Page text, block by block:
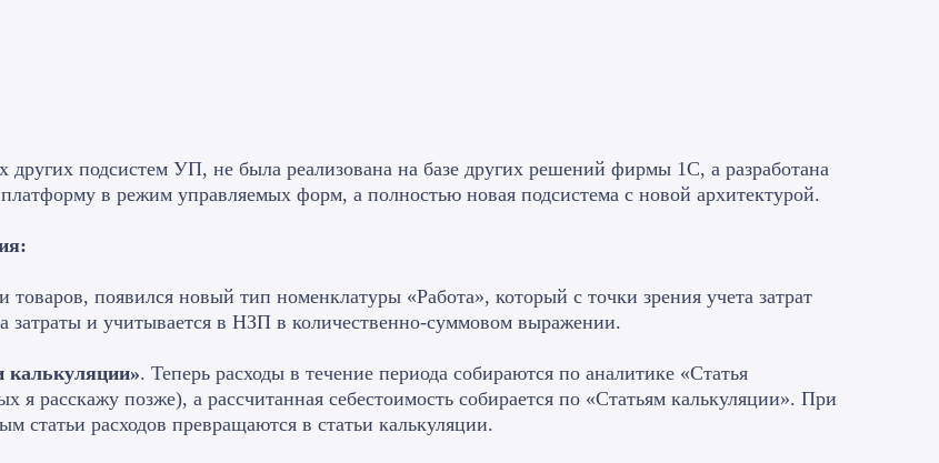
других подсистем УП, не была реализована на базе других решений фирмы 1С, а разработана
в режим управляемых форм, а полностью новая подсистема с новой архитектурой.
товаров, появился новый тип номенклатуры «Работа», который с точки зрения учета затрат
затраты и учитывается в НЗП в количественно-суммовом выражении.
калькуляции». Теперь расходы в течение периода собираются по аналитике «Статья
я расскажу позже), а рассчитанная себестоимость собирается по «Статьям калькуляции». При
статьи расходов превращаются в статьи калькуляции.